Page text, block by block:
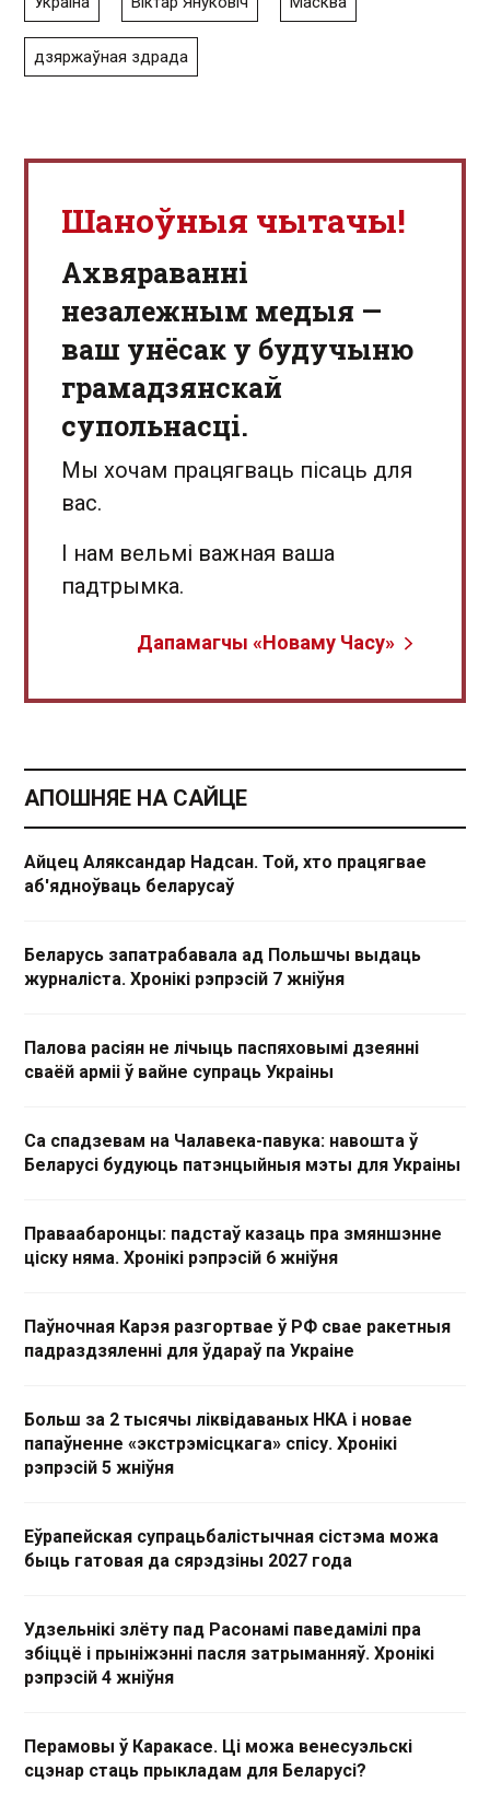
дзяржаўная здрада
Шаноўныя чытачы!
Aхвяраванні
незалежным медыя —
ваш унёсак у будучыню
грамадзянскай
супольнасці.
Мы хочам працягваць пісаць для
вас.
І нам вельмі важная ваша
падтрымка.
Дапамагчы «Новаму Часу»
АПОШНЯЕ НА САЙЦЕ
Айцец Аляксандар Надсан. Той, хто працягвае
аб'ядноўваць беларусаў
Беларусь запатрабавала ад Польшчы выдаць
журналіста. Хронікі рэпрэсій 7 жніўня
Палова расіян не лічыць паспяховымі дзеянні
сваёй арміі ў вайне супраць Украіны
Са спадзевам на Чалавека-павука: навошта ў
Беларусі будуюць патэнцыйныя мэты для Украіны
Праваабаронцы: падстаў казаць пра змяншэнне
ціску няма. Хронікі рэпрэсій 6 жніўня
Паўночная Карэя разгортвае ў РФ свае ракетныя
падраздзяленні для ўдараў па Украіне
Больш за 2 тысячы ліквідаваных НКА і новае
папаўненне «экстрэмісцкага» спісу. Хронікі
рэпрэсій 5 жніўня
Еўрапейская супрацьбалістычная сістэма можа
быць гатовая да сярэдзіны 2027 года
Удзельнікі злёту пад Расонамі паведамілі пра
збіццё і прыніжэнні пасля затрыманняў. Хронікі
рэпрэсій 4 жніўня
Перамовы ў Каракасе. Ці можа венесуэльскі
сцэнар стаць прыкладам для Беларусі?